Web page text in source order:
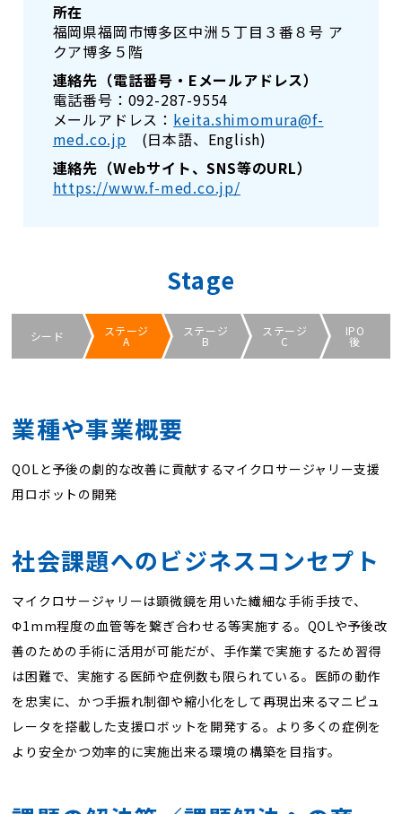
所在
福岡県福岡市博多区中洲５丁目３番８号 ア
クア博多５階
連絡先（電話番号・Eメールアドレス）
電話番号：092-287-9554
メールアドレス： keita.shimomura@f-
med.co.jp (日本語、English)
連絡先（Webサイト、SNS等のURL）
https://www.f-med.co.jp/
Stage
シード ステージ
A
ステージ
B
ステージ
C
IPO
後
業種や事業概要
QOLと予後の劇的な改善に貢献するマイクロサージャリー支援
用ロボットの開発
社会課題へのビジネスコンセプト
マイクロサージャリーは顕微鏡を用いた繊細な手術手技で、
Φ1mm程度の血管等を繋ぎ合わせる等実施する。QOLや予後改
善のための手術に活用が可能だが、手作業で実施するため習得
は困難で、実施する医師や症例数も限られている。医師の動作
を忠実に、かつ手振れ制御や縮小化をして再現出来るマニピュ
レータを搭載した支援ロボットを開発する。より多くの症例を
より安全かつ効率的に実施出来る環境の構築を目指す。